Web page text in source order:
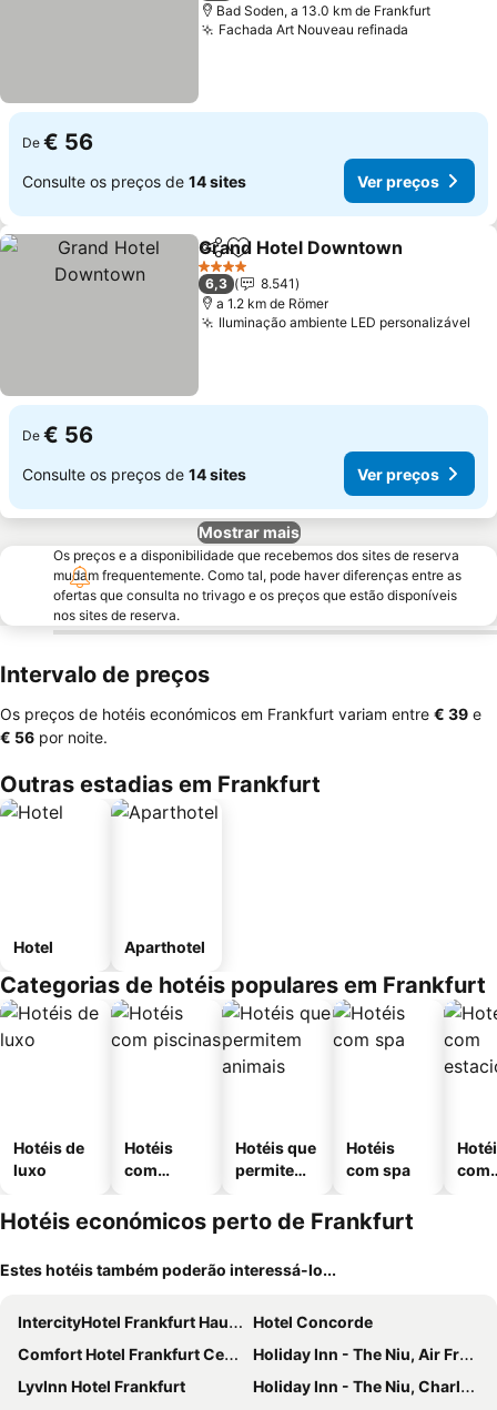
Bad Soden, a 13.0 km de Frankfurt
Fachada Art Nouveau refinada
De € 56
Consulte os preços de 14 sites Ver preços
PartilharAdicionar aos favoritos
Grand Hotel Downtown
4 Estrelas
6,3
8.541
a 1.2 km de Römer
Iluminação ambiente LED personalizável
De € 56
Consulte os preços de 14 sites Ver preços
Mostrar mais
Os preços e a disponibilidade que recebemos dos sites de reserva
mudam frequentemente. Como tal, pode haver diferenças entre as
ofertas que consulta no trivago e os preços que estão disponíveis
nos sites de reserva.
Intervalo de preços
Os preços de hotéis económicos em Frankfurt variam entre ‎€ 39 e
‎€ 56 por noite.
Outras estadias em Frankfurt
Hotel Aparthotel
Categorias de hotéis populares em Frankfurt
Hotéis de
luxo
Hotéis
com
Hotéis que
permitem
Hotéis
com spa
com
Hotéis económicos perto de Frankfurt
Estes hotéis também poderão interessá-lo...
IntercityHotel Frankfurt Hauptbahnhof Süd
Hotel Concorde
Comfort Hotel Frankfurt Central Station
Holiday Inn - The Niu, Air Frankfurt Messe By Ihg
LyvInn Hotel Frankfurt
Holiday Inn - The Niu, Charly Frankfurt City By Ihg